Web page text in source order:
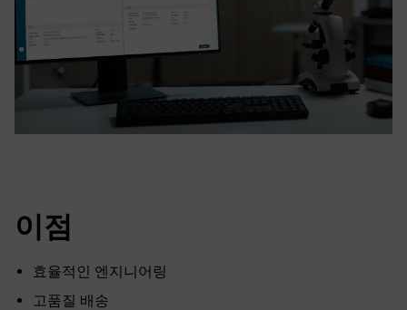
이점
효율적인 엔지니어링
고품질 배송